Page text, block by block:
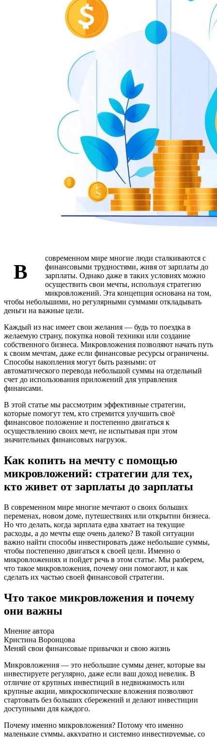
В
современном мире многие люди сталкиваются с
финансовыми трудностями, живя от зарплаты до
зарплаты. Однако даже в таких условиях можно
осуществить свои мечты, используя стратегию
микровложений. Эта концепция основана на том,
чтобы небольшими, но регулярными суммами откладывать
деньги на важные цели.
Каждый из нас имеет свои желания — будь то поездка в
желаемую страну, покупка новой техники или создание
собственного бизнеса. Микровложения позволяют начать путь
к своим мечтам, даже если финансовые ресурсы ограничены.
Способы накопления могут быть разными: от
автоматического перевода небольшой суммы на отдельный
счет до использования приложений для управления
финансами.
В этой статье мы рассмотрим эффективные стратегии,
которые помогут тем, кто стремится улучшить своё
финансовое положение и постепенно двигаться к
осуществлению своих мечт, не испытывая при этом
значительных финансовых нагрузок.
Как копить на мечту с помощью
микровложений: стратегии для тех,
кто живет от зарплаты до зарплаты
В современном мире многие мечтают о своих больших
переменах, новом доме, путешествиях или открытии бизнеса.
Но что делать, когда зарплата едва хватает на текущие
расходы, а до мечты еще очень далеко? В такой ситуации
важно найти способы инвестировать даже небольшие суммы,
чтобы постепенно двигаться к своей цели. Именно о
микровложениях и пойдет речь в этом статье. Мы разберем,
что такое микровложения, почему они помогают, и как
сделать их частью своей финансовой стратегии.
Что такое микровложения и почему
они важны
Мнение автора
Кристина Воронцова
Меняй свои финансовые привычки и свою жизнь
Микровложения — это небольшие суммы денег, которые вы
инвестируете регулярно, даже если ваш доход невелик. В
отличие от крупных инвестиций в недвижимость или
крупные акции, микроскопические вложения позволяют
стартовать без больших сбережений и делают инвестиции
доступными для каждого.
Почему именно микровложения? Потому что именно
маленькие суммы, аккуратно и системно инвестируемые, со